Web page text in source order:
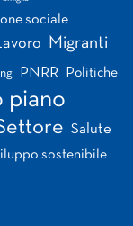
sociale
Migranti
PNRR Politiche
piano
Salute
sostenibile